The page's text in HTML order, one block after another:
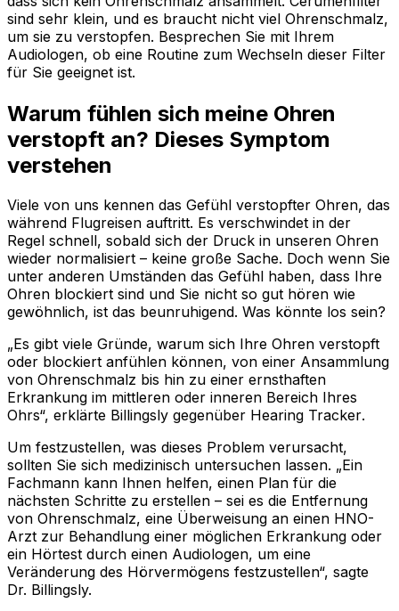
sind sehr klein, und es braucht nicht viel Ohrenschmalz,
um sie zu verstopfen. Besprechen Sie mit Ihrem
Audiologen, ob eine Routine zum Wechseln dieser Filter
für Sie geeignet ist.
Warum fühlen sich meine Ohren
verstopft an? Dieses Symptom
verstehen
Viele von uns kennen das Gefühl verstopfter Ohren, das
während Flugreisen auftritt. Es verschwindet in der
Regel schnell, sobald sich der Druck in unseren Ohren
wieder normalisiert – keine große Sache. Doch wenn Sie
unter anderen Umständen das Gefühl haben, dass Ihre
Ohren blockiert sind und Sie nicht so gut hören wie
gewöhnlich, ist das beunruhigend. Was könnte los sein?
„Es gibt viele Gründe, warum sich Ihre Ohren verstopft
oder blockiert anfühlen können, von einer Ansammlung
von Ohrenschmalz bis hin zu einer ernsthaften
Erkrankung im mittleren oder inneren Bereich Ihres
Ohrs“, erklärte Billingsly gegenüber Hearing Tracker.
Um festzustellen, was dieses Problem verursacht,
sollten Sie sich medizinisch untersuchen lassen. „Ein
Fachmann kann Ihnen helfen, einen Plan für die
nächsten Schritte zu erstellen – sei es die Entfernung
von Ohrenschmalz, eine Überweisung an einen HNO-
Arzt zur Behandlung einer möglichen Erkrankung oder
ein Hörtest durch einen Audiologen, um eine
Veränderung des Hörvermögens festzustellen“, sagte
Dr. Billingsly.